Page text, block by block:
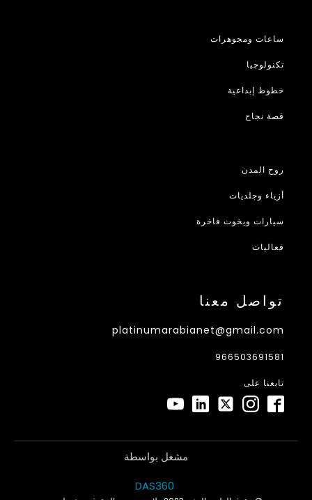
ساعات ومجوهرات
تكنولوجيا
خطوط إبداعية
قصة نجاح
روح المدن
أزياء وجلديات
سيارات ويخوت فاخرة
فعاليات
تواصل معنا
platinumarabianet@gmail.com
966503691581
تابعنا على
مشغل بواسطة